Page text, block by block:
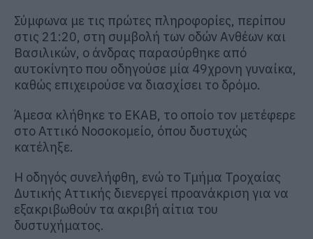
Σύμφωνα με τις πρώτες πληροφορίες, περίπου
στις 21:20, στη συμβολή των οδών Ανθέων και
Βασιλικών, ο άνδρας παρασύρθηκε από
αυτοκίνητο που οδηγούσε μία 49χρονη γυναίκα,
καθώς επιχειρούσε να διασχίσει το δρόμο.
Άμεσα κλήθηκε το ΕΚΑΒ, το οποίο τον μετέφερε
στο Αττικό Νοσοκομείο, όπου δυστυχώς
κατέληξε.
Η οδηγός συνελήφθη, ενώ το Τμήμα Τροχαίας
Δυτικής Αττικής διενεργεί προανάκριση για να
εξακριβωθούν τα ακριβή αίτια του
δυστυχήματος.